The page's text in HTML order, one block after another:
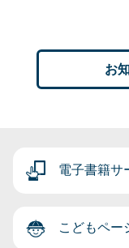
お
電子書籍サ
こどもペー